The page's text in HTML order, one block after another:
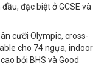
đặc biệt ở GCSE và
cưỡi Olympic, cross-
cho 74 ngựa, indoor
bởi BHS và Good